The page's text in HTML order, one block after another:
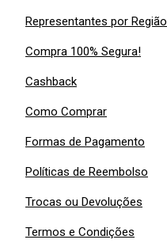
Representantes por Região
Compra 100% Segura!
Cashback
Como Comprar
Formas de Pagamento
Políticas de Reembolso
Trocas ou Devoluções
Termos e Condições